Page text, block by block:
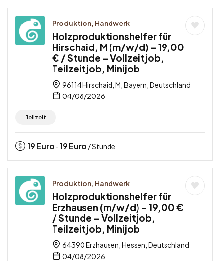
Produktion, Handwerk
Holzproduktionshelfer für
Hirschaid, M (m/w/d) – 19,00
€ / Stunde – Vollzeitjob,
Teilzeitjob, Minijob
96114 Hirschaid, M, Bayern, Deutschland
04/08/2026
Teilzeit
19Euro -19Euro / Stunde
Produktion, Handwerk
Holzproduktionshelfer für
Erzhausen (m/w/d) – 19,00 €
/ Stunde – Vollzeitjob,
Teilzeitjob, Minijob
64390 Erzhausen, Hessen, Deutschland
04/08/2026